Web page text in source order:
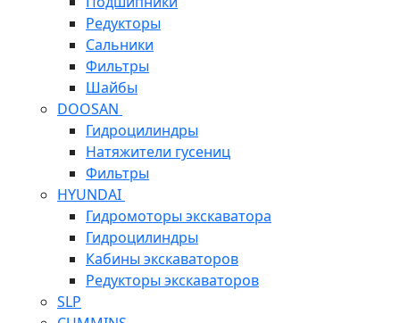
Редукторы
Сальники
Фильтры
Шайбы
DOOSAN
Гидроцилиндры
Натяжители гусениц
Фильтры
HYUNDAI
Гидромоторы экскаватора
Гидроцилиндры
Кабины экскаваторов
Редукторы экскаваторов
SLP